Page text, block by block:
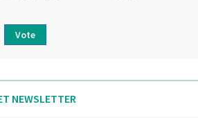
Vote
NEWSLETTER